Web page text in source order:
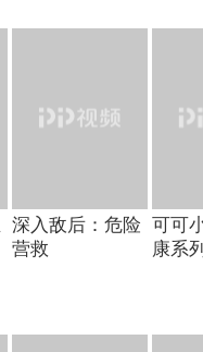
深入敌后：危险
营救
可可
康系